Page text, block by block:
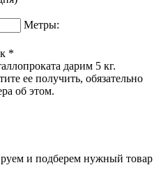
Метры:
*
дарим 5 кг.
ее получить, обязательно
об этом.
и подберем нужный товар